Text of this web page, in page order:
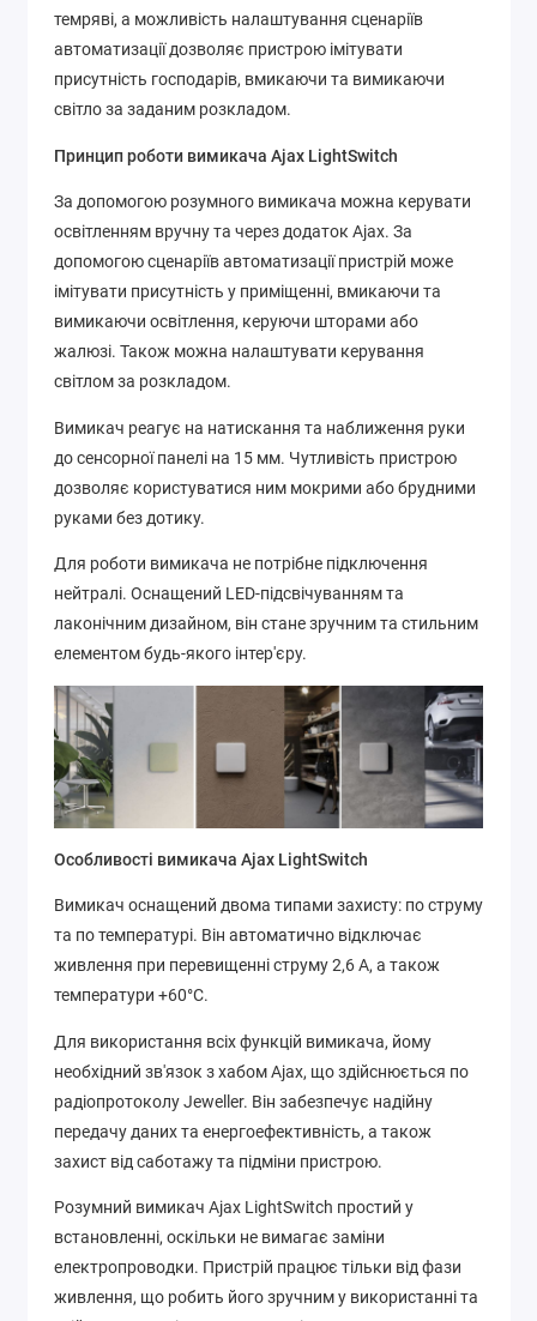
темряві, а можливість налаштування сценаріїв
автоматизації дозволяє пристрою імітувати
присутність господарів, вмикаючи та вимикаючи
світло за заданим розкладом.
Принцип роботи вимикача Ajax LightSwitch
За допомогою розумного вимикача можна керувати
освітленням вручну та через додаток Ajax. За
допомогою сценаріїв автоматизації пристрій може
імітувати присутність у приміщенні, вмикаючи та
вимикаючи освітлення, керуючи шторами або
жалюзі. Також можна налаштувати керування
світлом за розкладом.
Вимикач реагує на натискання та наближення руки
до сенсорної панелі на 15 мм. Чутливість пристрою
дозволяє користуватися ним мокрими або брудними
руками без дотику.
Для роботи вимикача не потрібне підключення
нейтралі. Оснащений LED-підсвічуванням та
лаконічним дизайном, він стане зручним та стильним
елементом будь-якого інтер'єру.
Особливості вимикача Ajax LightSwitch
Вимикач оснащений двома типами захисту: по струму
та по температурі. Він автоматично відключає
живлення при перевищенні струму 2,6 А, а також
температури +60°C.
Для використання всіх функцій вимикача, йому
необхідний зв'язок з хабом Ajax, що здійснюється по
радіопротоколу Jeweller. Він забезпечує надійну
передачу даних та енергоефективність, а також
захист від саботажу та підміни пристрою.
Розумний вимикач Ajax LightSwitch простий у
встановленні, оскільки не вимагає заміни
електропроводки. Пристрій працює тільки від фази
живлення, що робить його зручним у використанні та